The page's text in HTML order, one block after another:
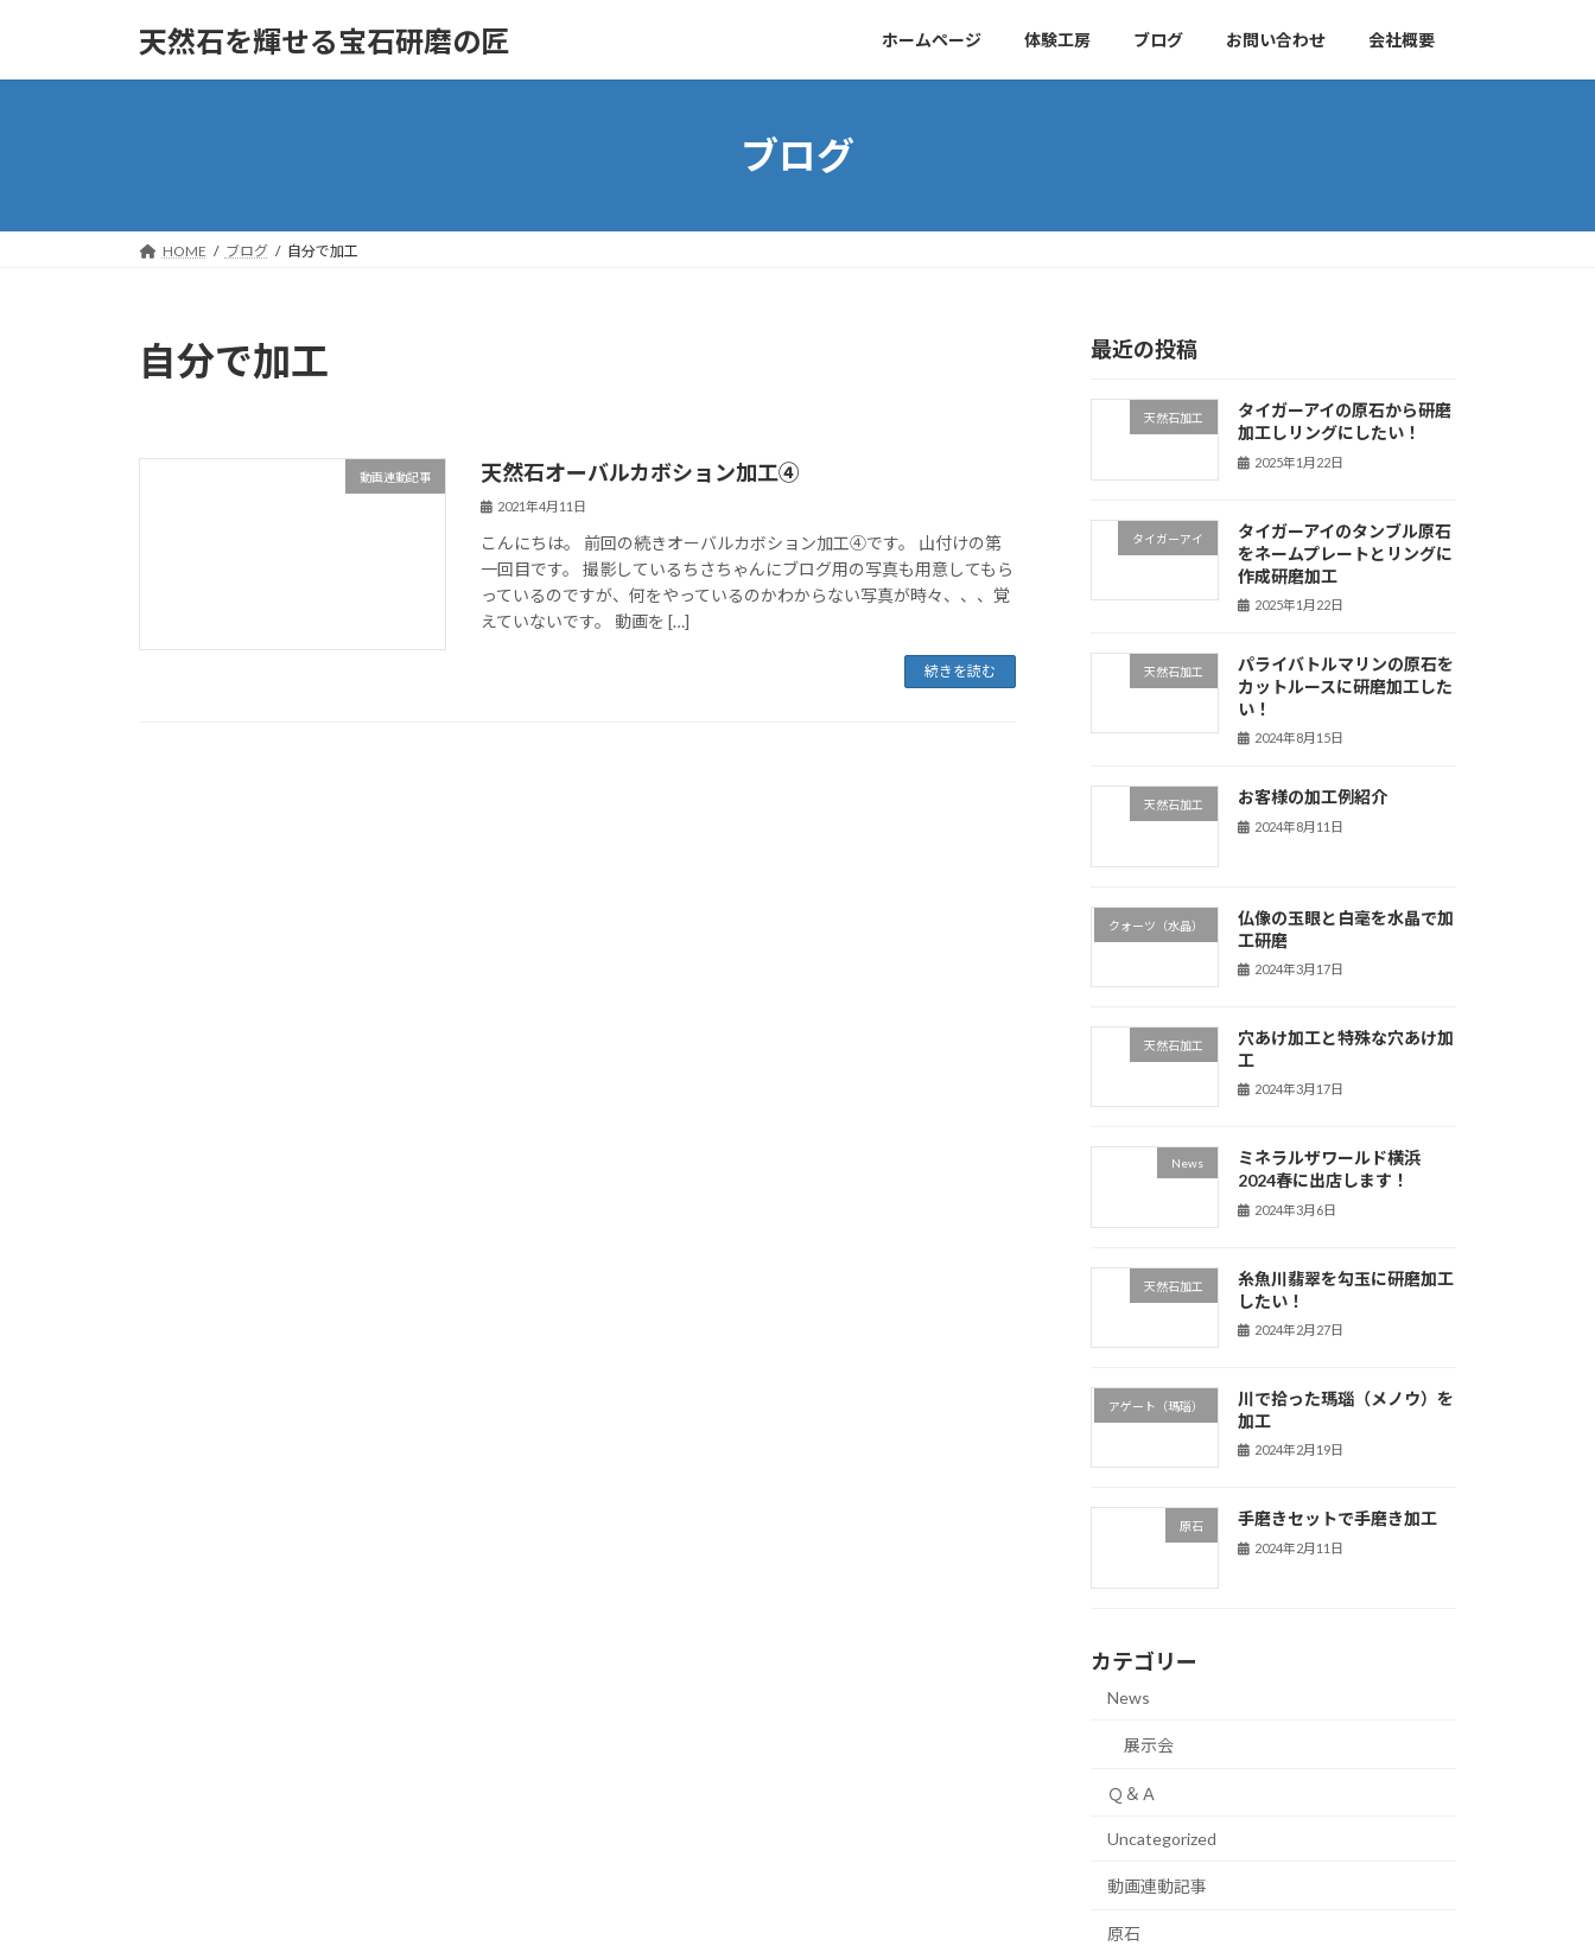
天然石を輝せる宝石研磨の匠 ホームページ 体験工房 ブログ お問い合わせ 会社概要
ブログ
HOME ブログ 自分で加工
自分で加工
動画連動記事 天然石オーバルカボション加工④
2021年4月11日
こんにちは。 前回の続きオーバルカボション加工④です。 山付けの第
一回目です。 撮影しているちさちゃんにブログ用の写真も用意してもら
っているのですが、何をやっているのかわからない写真が時々、、、覚
えていないです。 動画を […]
続きを読む
最近の投稿
天然石加工
タイガーアイの原石から研磨
加工しリングにしたい！
2025年1月22日
タイガーアイ
タイガーアイのタンブル原石
をネームプレートとリングに
作成研磨加工
2025年1月22日
天然石加工
パライバトルマリンの原石を
カットルースに研磨加工した
い！
2024年8月15日
天然石加工 お客様の加工例紹介
2024年8月11日
クォーツ（水晶）
仏像の玉眼と白毫を水晶で加
工研磨
2024年3月17日
天然石加工
穴あけ加工と特殊な穴あけ加
工
2024年3月17日
News
ミネラルザワールド横浜
2024春に出店します！
2024年3月6日
天然石加工
糸魚川翡翠を勾玉に研磨加工
したい！
2024年2月27日
アゲート（瑪瑙）
川で拾った瑪瑙（メノウ）を
加工
2024年2月19日
原石 手磨きセットで手磨き加工
2024年2月11日
カテゴリー
News
展示会
Ｑ＆Ａ
Uncategorized
動画連動記事
原石